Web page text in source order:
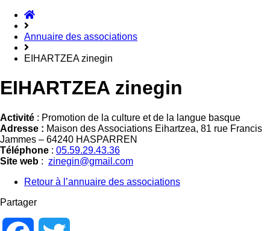
Accueil
Annuaire des associations
EIHARTZEA zinegin
EIHARTZEA zinegin
Activité : Promotion de la culture et de la langue basque
Adresse : Maison des Associations Eihartzea, 81 rue Francis
Jammes – 64240 HASPARREN
Téléphone : 05.59.29.43.36
Site web : zinegin@gmail.com
Retour à l’annuaire des associations
Partager